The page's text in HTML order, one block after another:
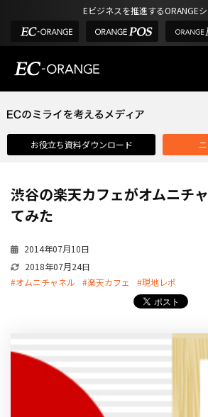
Eビジネスを推進するORANGE
選ばれる理由
課題解決例
機能一覧
外部サービス連携
インフラ環境・サポート
特長
ショッピングモール型 EC
マルチテナント、マルチブランドなど
お役立ち資料ダウンロード
渋谷の楽天カフェがオムニチ
てみた
2014年07月10日
2018年07月24日
#オムニチャネル
#楽天カフェ #現地レポ